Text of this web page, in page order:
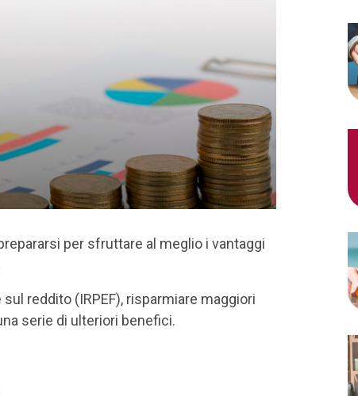
per sfruttare al meglio i vantaggi
reddito (IRPEF), risparmiare maggiori
serie di ulteriori benefici.